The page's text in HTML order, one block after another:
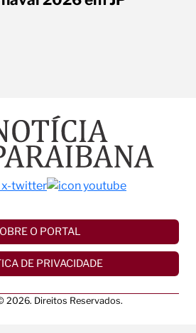
O PORTAL
DE PRIVACIDADE
2026. Direitos Reservados.